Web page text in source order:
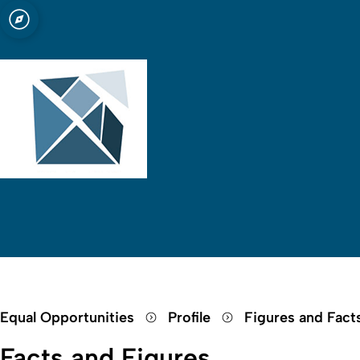
Open quicklink menu
Equal Opportunities Profile Figures and